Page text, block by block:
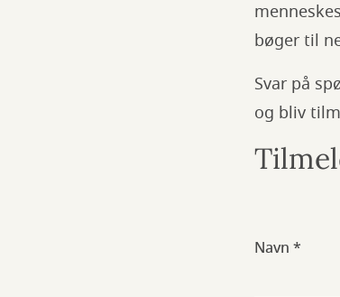
bøger til
Svar på
og bliv
Navn